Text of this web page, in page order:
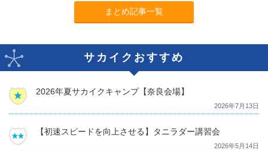
まとめ記事一覧
サカイクおすすめ
2026年夏サカイクキャンプ【奈良会場】
2026年7月13日
【初速スピードを向上させる】タニラダー講習会
2026年5月14日